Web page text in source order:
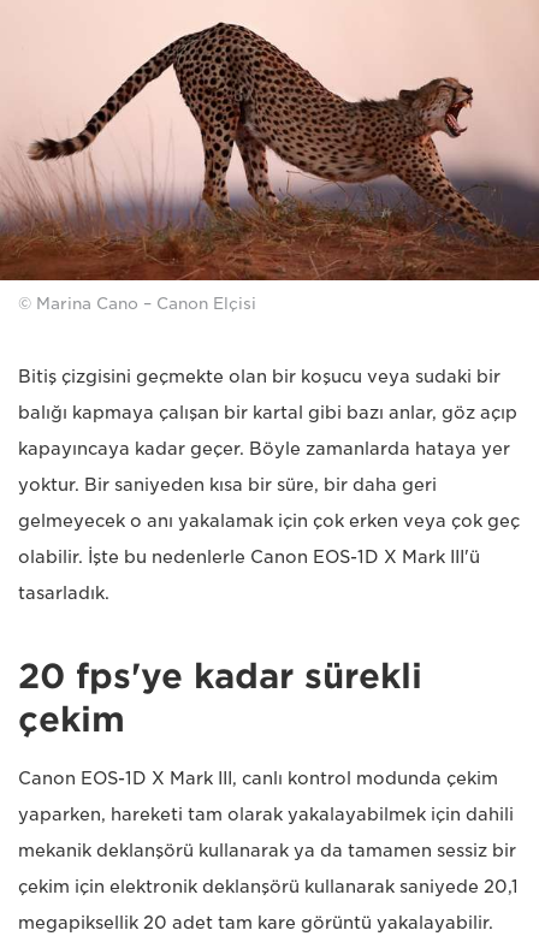
© Marina Cano – Canon Elçisi
Bitiş çizgisini geçmekte olan bir koşucu veya sudaki bir
balığı kapmaya çalışan bir kartal gibi bazı anlar, göz açıp
kapayıncaya kadar geçer. Böyle zamanlarda hataya yer
yoktur. Bir saniyeden kısa bir süre, bir daha geri
gelmeyecek o anı yakalamak için çok erken veya çok geç
olabilir. İşte bu nedenlerle Canon EOS-1D X Mark III'ü
tasarladık.
20 fps'ye kadar sürekli
çekim
Canon EOS-1D X Mark III, canlı kontrol modunda çekim
yaparken, hareketi tam olarak yakalayabilmek için dahili
mekanik deklanşörü kullanarak ya da tamamen sessiz bir
çekim için elektronik deklanşörü kullanarak saniyede 20,1
megapiksellik 20 adet tam kare görüntü yakalayabilir.